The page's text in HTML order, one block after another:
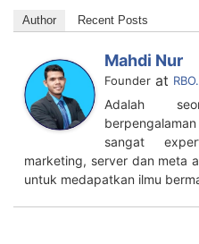
Author Recent Posts
Mahdi Nur
Founder at
Adalah
sangat
marketing, server dan meta
untuk medapatkan ilmu